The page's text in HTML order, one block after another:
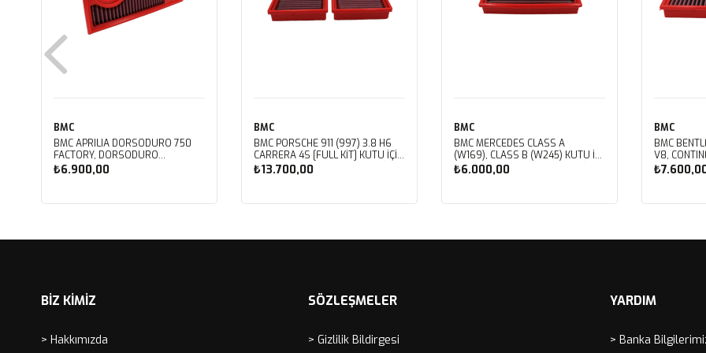
BMC
BMC APRILIA DORSODURO 750
FACTORY, DORSODURO
900, SHIVER 750 GT, SHIVER
750 KUTU İÇİ PERFORMANS HAVA
₺6.900,00
BMC
BMC PORSCHE 911 (997) 3.8 H6
CARRERA 4S [FULL KIT] KUTU İÇİ
PERFORMANS HAVA FİLTRESİ
FB468/20
₺13.700,00
BMC
BMC MERCEDES CLASS A
(W169), CLASS B (W245) KUTU İÇİ
PERFORMANS HAVA FİLTRESİ
FB459/01
₺6.000,00
BMC
BMC
V8,
V8,
V8,
SPIRIT,
BİZ KİMİZ
> Hakkımızda
SÖZLEŞMELER
> Gizlilik Bildirgesi
YARDIM
> Banka